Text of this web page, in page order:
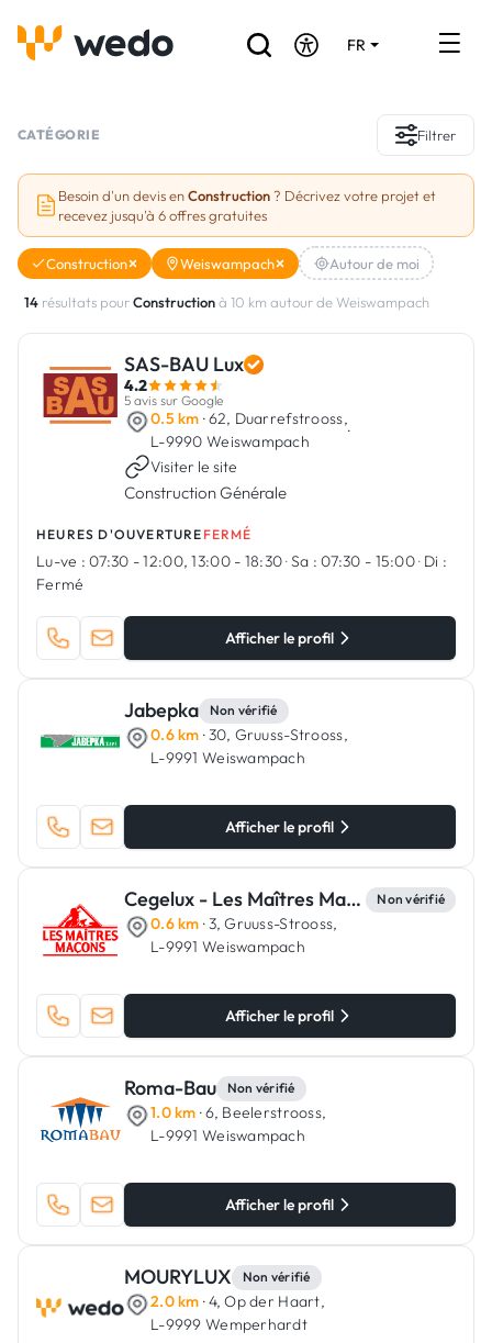
FR
Réalisations
Aides et subventions
Vous êtes un Artisan ?
Connexion
CATÉGORIE Filtrer
Besoin d'un devis enConstruction ? Décrivez votre projet et
recevez jusqu'à 6 offres gratuites
Construction Weiswampach Autour de moi
14 résultats pourConstructionà 10 km autour de Weiswampach
SAS-BAU Lux
4.2
5 avis sur Google
0.5 km · 62, Duarrefstrooss,
L-9990 Weiswampach
·
Visiter le site
Construction Générale
HEURES D'OUVERTURE FERMÉ
Lu-ve : 07:30 - 12:00, 13:00 - 18:30·Sa : 07:30 - 15:00· Di :
Fermé
Afficher le profil
Jabepka Non vérifié
0.6 km · 30, Gruuss-Strooss,
L-9991 Weiswampach
Afficher le profil
Cegelux - Les Maîtres Maçons Non vérifié
0.6 km · 3, Gruuss-Strooss,
L-9991 Weiswampach
Afficher le profil
Roma-Bau Non vérifié
1.0 km · 6, Beelerstrooss,
L-9991 Weiswampach
Afficher le profil
MOURYLUX Non vérifié
2.0 km · 4, Op der Haart,
L-9999 Wemperhardt